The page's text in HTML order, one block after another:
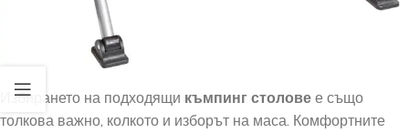
Избирането на подходящи къмпинг столове е също
толкова важно, колкото и изборът на маса. Комфортните